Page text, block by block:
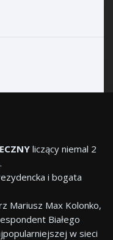
liczący niemal 2
i bogata
Mariusz Max Kolonko,
Białego
w sieci